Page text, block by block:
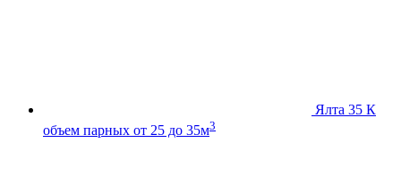
Ялта 35 К
объем парных от 25 до 35м3